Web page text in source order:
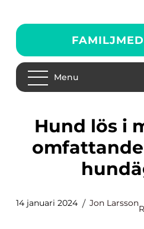
Menu
Hund lös i magen: En
14 januari 2024 Jon Larsson